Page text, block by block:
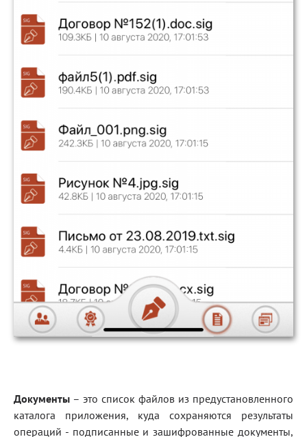
Документы – это список файлов из предустановленного
каталога приложения, куда сохраняются результаты
операций - подписанные и зашифрованные документы,